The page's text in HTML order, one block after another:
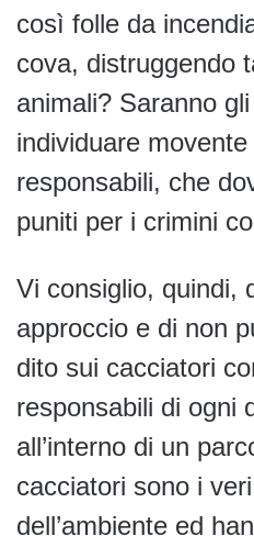
così folle da
cova, distruggendo
animali? Saranno
individuare
responsabili, che
puniti per i crimini
Vi consiglio, quindi,
approccio e di non
dito sui cacciatori
responsabili di ogni
all’interno di un
cacciatori sono i
dell’ambiente ed